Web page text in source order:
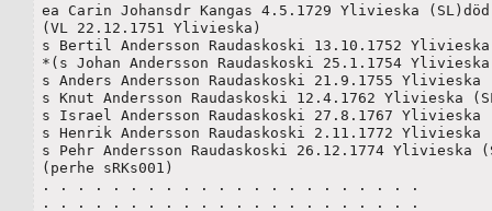
ea Carin Johansdr Kangas 4.5.1729 Ylivieska (SL)död
(VL 22.12.1751 Ylivieska)
s Bertil Andersson Raudaskoski 13.10.1752
*(s Johan Andersson Raudaskoski 25.1.1754
s Anders Andersson Raudaskoski 21.9.1755
s Knut Andersson Raudaskoski 12.4.1762 Ylivieska
s Israel Andersson Raudaskoski 27.8.1767 Ylivieska
s Henrik Andersson Raudaskoski 2.11.1772 Ylivieska
s Pehr Andersson Raudaskoski 26.12.1774 Ylivieska
(perhe sRKs001)
. . . . . . . . . . . . . . . . . . . . . .
. . . . . . . . . . . . . . . . . . . . . .